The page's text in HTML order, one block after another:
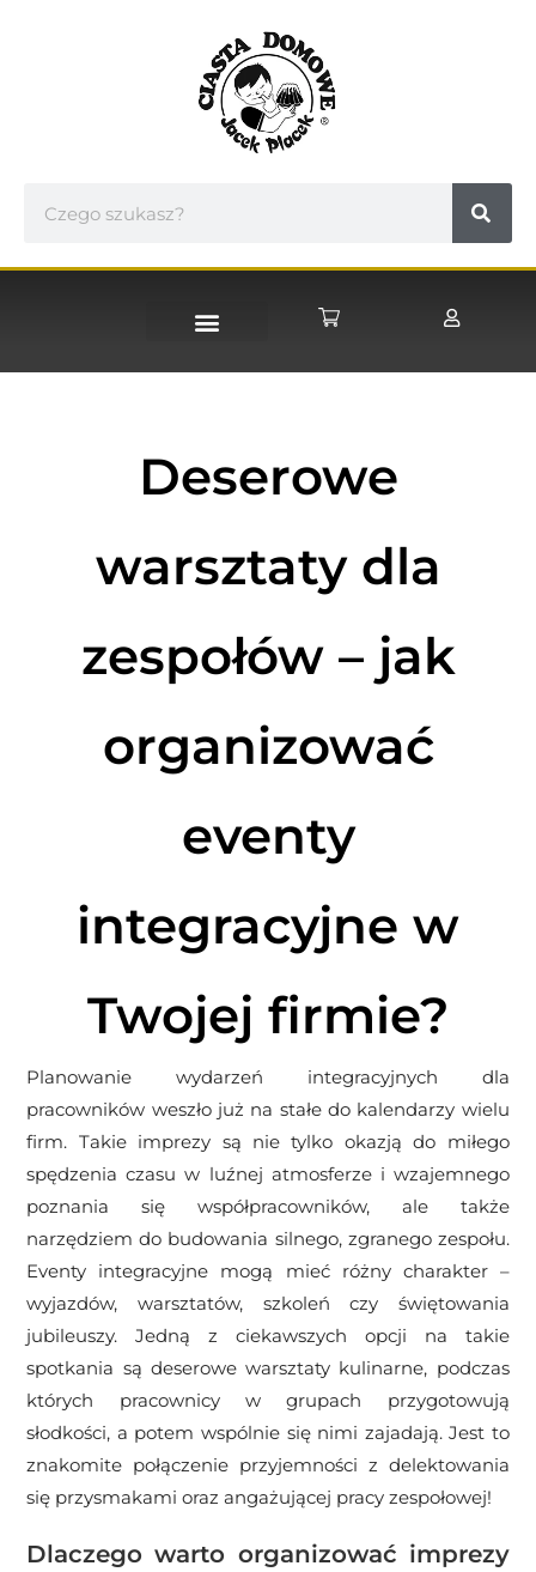
Deserowe
warsztaty dla
zespołów – jak
organizować
eventy
integracyjne w
Twojej firmie?
Planowanie wydarzeń integracyjnych dla
pracowników weszło już na stałe do kalendarzy wielu
firm. Takie imprezy są nie tylko okazją do miłego
spędzenia czasu w luźnej atmosferze i wzajemnego
poznania się współpracowników, ale także
narzędziem do budowania silnego, zgranego zespołu.
Eventy integracyjne mogą mieć różny charakter –
wyjazdów, warsztatów, szkoleń czy świętowania
jubileuszy. Jedną z ciekawszych opcji na takie
spotkania są deserowe warsztaty kulinarne, podczas
których pracownicy w grupach przygotowują
słodkości, a potem wspólnie się nimi zajadają. Jest to
znakomite połączenie przyjemności z delektowania
się przysmakami oraz angażującej pracy zespołowej!
Dlaczego warto organizować imprezy